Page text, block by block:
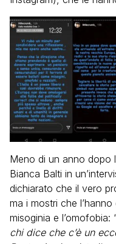
Meno di un anno dopo
Bianca Balti in
dichiarato che il vero
ma i mostri che
misoginia e l’omofobia:
chi dice che c’è un